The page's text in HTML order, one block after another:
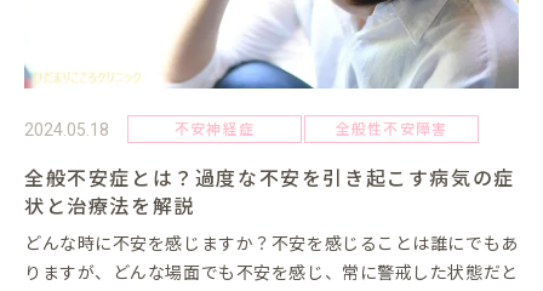
2024.05.18 不安神経症 全般性不安障害
全般不安症とは？過度な不安を引き起こす病気の症
状と治療法を解説
どんな時に不安を感じますか？不安を感じることは誰にでもあ
りますが、どんな場面でも不安を感じ、常に警戒した状態だと